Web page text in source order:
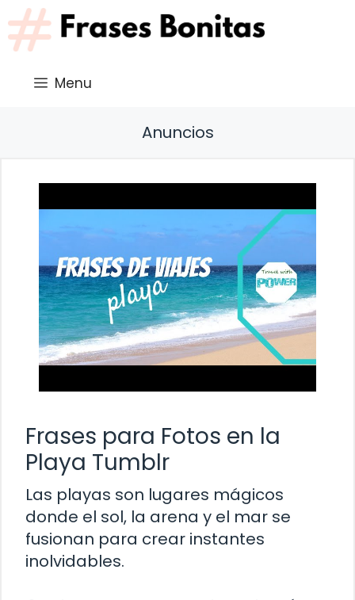
Saltar
al
contenido
Menu
Anuncios
Frases para Fotos en la
Playa Tumblr
Las playas son lugares mágicos
donde el sol, la arena y el mar se
fusionan para crear instantes
inolvidables.